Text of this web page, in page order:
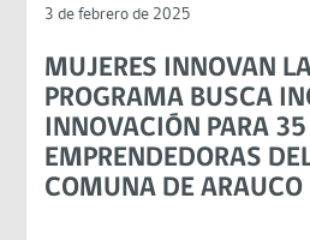
3 de febrero de 2025
MUJERES INNOVAN
PROGRAMA BUSCA
INNOVACIÓN PARA 35
EMPRENDEDORAS
COMUNA DE ARAUCO